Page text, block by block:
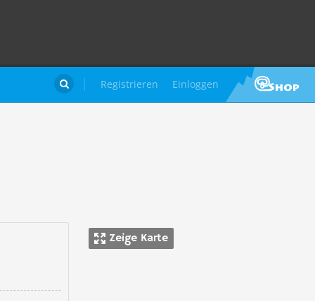
Registrieren Einloggen

Zeige Karte